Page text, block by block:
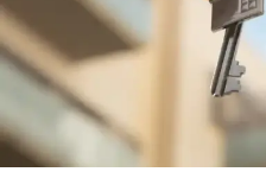
de
transformaciones